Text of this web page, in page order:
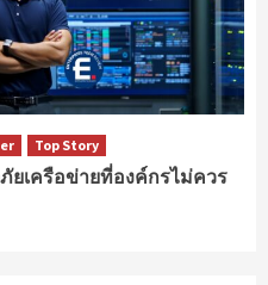
Top Story
เครือข่ายที่องค์กรไม่ควร